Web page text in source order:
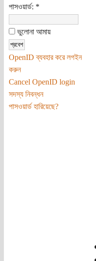
পাসওয়ার্ড: *
ভুলোনা আমায়
OpenID ব্যবহার করে লগইন
করুন
Cancel OpenID login
সদস্য নিবন্ধন
পাসওয়ার্ড হারিয়েছে?